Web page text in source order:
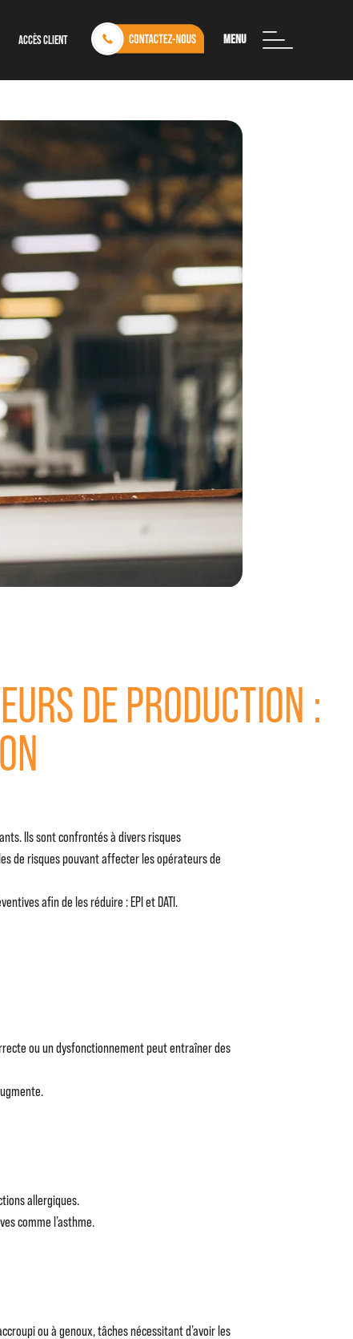
Accès client Menu
DE PRODUCTION :
Ils sont confrontés à divers risques
de risques pouvant affecter les opérateurs de
afin de les réduire : EPI et DATI.
ou un dysfonctionnement peut entraîner des
allergiques.
comme l’asthme.
ou à genoux, tâches nécessitant d’avoir les